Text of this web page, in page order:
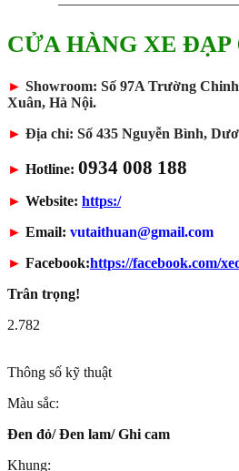
CỬA HÀNG XE ĐẠP
► Showroom: Số 97A Trường
Xuân, Hà Nội.
► Địa chỉ: Số 435 Nguyễn Bình,
► Hotline: 0934 008 188
► Website: https:/
► Email: vutaithuan@gmail.com
► Facebook:https://facebook.com/
Trân trọng!
2.782
Thông số kỹ thuật
Màu sắc:
Đen đỏ/ Đen lam/ Ghi cam
Khung: